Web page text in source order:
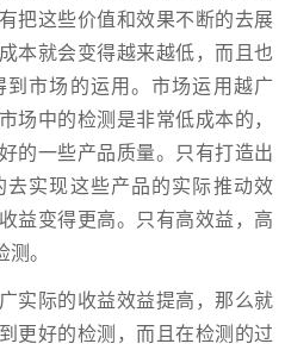
把这些价值和效果不断的去展
本就会变得越来越低，而且也
市场的运用。市场运用越广
场中的检测是非常低成本的，
的一些产品质量。只有打造出
实现这些产品的实际推动效
益变得更高。只有高效益，高
。
实际的收益效益提高，那么就
更好的检测，而且在检测的过